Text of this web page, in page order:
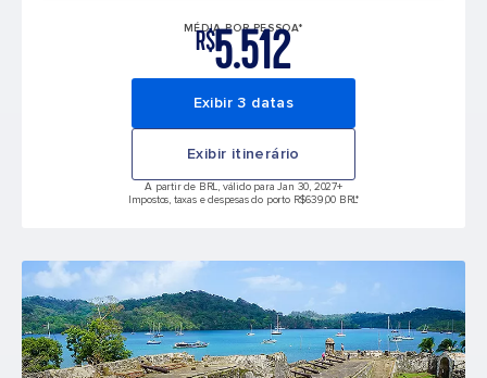
MÉDIA POR PESSOA*
R$5.512
Exibir 3 datas
Exibir itinerário
A partir de BRL, válido para Jan 30, 2027+
Impostos, taxas e despesas do porto R$639,00 BRL*